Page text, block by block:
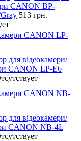
CANON BP-
513 грн.
CANON LP-
для відеокамери/
CANON LP-E6
CANON NB-
для відеокамери/
CANON NB-4L